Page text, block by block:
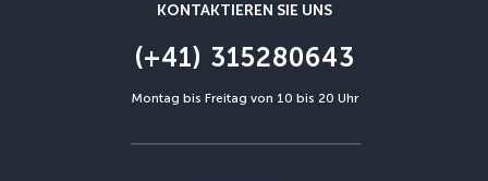
KONTAKTIEREN SIE UNS
(+41) 315280643
Montag bis Freitag von 10 bis 20 Uhr